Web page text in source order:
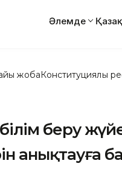
Әлемде
жобаКонституциялық
беру
анықтауға